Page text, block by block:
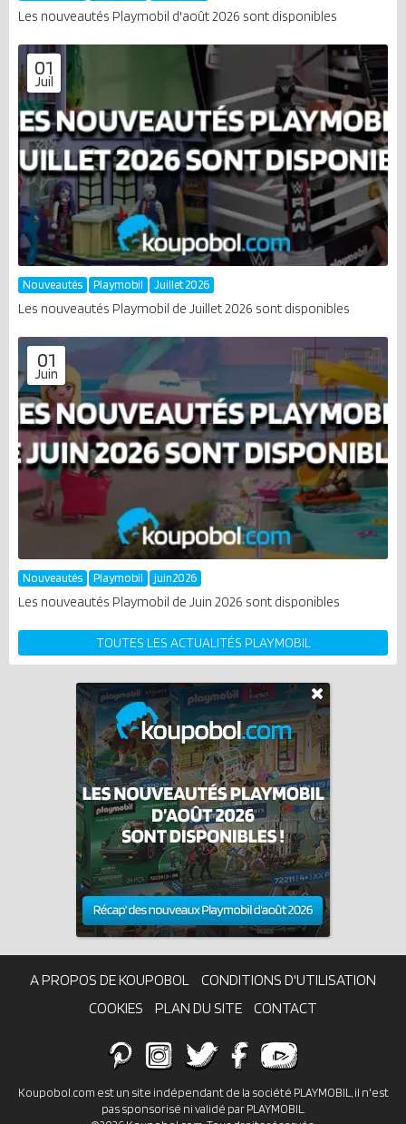
Les nouveautés Playmobil d'août 2026 sont disponibles
01
Juil
Nouveautés Playmobil Juillet 2026
Les nouveautés Playmobil de Juillet 2026 sont disponibles
01
Juin
Nouveautés Playmobil juin2026
Les nouveautés Playmobil de Juin 2026 sont disponibles
TOUTES LES ACTUALITÉS PLAYMOBIL
A PROPOS DE KOUPOBOL
CONDITIONS D'UTILISATION
COOKIES
PLAN DU SITE CONTACT
Koupobol.com est un site indépendant de la société PLAYMOBIL, il n'est
pas sponsorisé ni validé par PLAYMOBIL.